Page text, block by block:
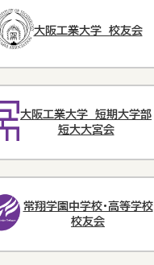
大阪工業大学 校友会
大阪工業大学 短期大学部
短大大宮会
常翔学園中学校・高等学校
校友会